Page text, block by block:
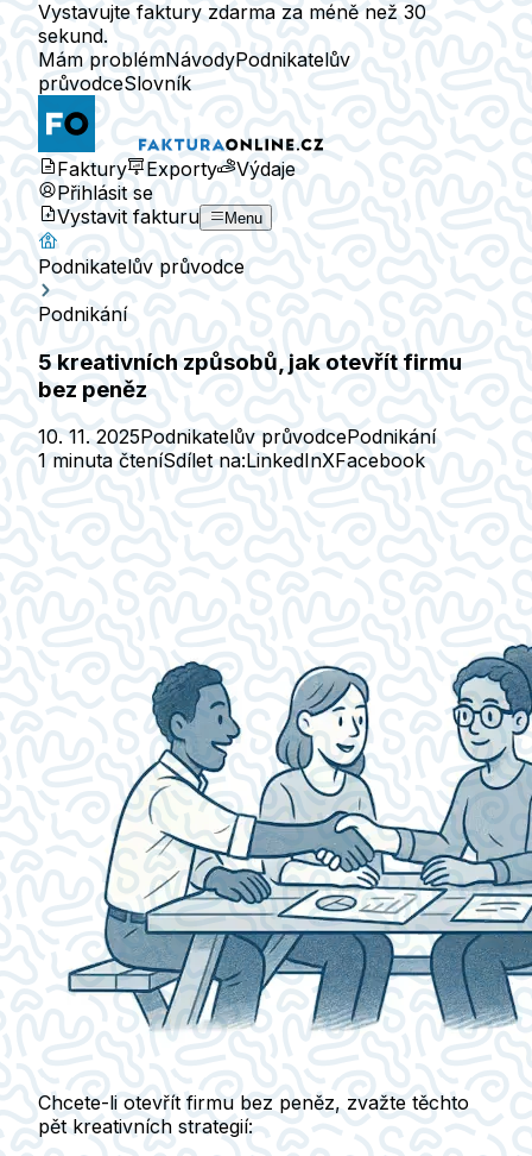
Vystavujte faktury zdarma za méně než 30
sekund.
Mám problémNávodyPodnikatelův
průvodceSlovník
Faktury Exporty
Výdaje
Přihlásit se
Vystavit fakturu
Menu
Podnikatelův průvodce
Podnikání
5 kreativních způsobů, jak otevřít firmu
bez peněz
10. 11. 2025Podnikatelův průvodcePodnikání
1 minuta čteníSdílet na:LinkedInXFacebook
Chcete-li otevřít firmu bez peněz, zvažte těchto
pět kreativních strategií: